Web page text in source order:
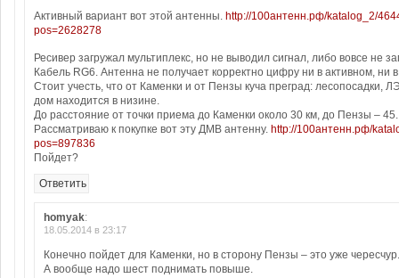
Активный вариант вот этой антенны. http://100антенн.рф/katalog_2/
pos=2628278
Ресивер загружал мультиплекс, но не выводил сигнал, либо вовсе не
Кабель RG6. Антенна не получает корректно цифру ни в активном, ни
Стоит учесть, что от Каменки и от Пензы куча преград: лесопосадки,
дом находится в низине.
До расстояние от точки приема до Каменки около 30 км, до Пензы – 45.
Рассматриваю к покупке вот эту ДМВ антенну. http://100антенн.рф/
pos=897836
Пойдет?
Ответить
homyak:
18.05.2014 в 23:17
Конечно пойдет для Каменки, но в сторону Пензы – это уже
А вообще надо шест поднимать повыше.